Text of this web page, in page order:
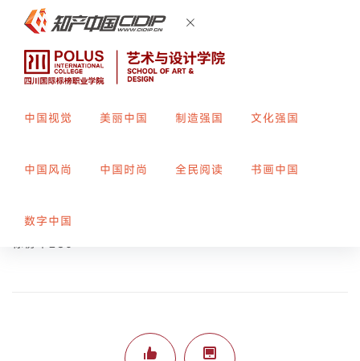
中国视觉 美丽中国 制造强国 文化强国
中国风尚 中国时尚 全民阅读 书画中国
数字中国
指导教师：
标榜平280